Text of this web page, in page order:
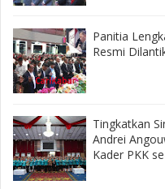
Panitia
Resmi
‎Tingkatkan
Andrei
Kader PKK